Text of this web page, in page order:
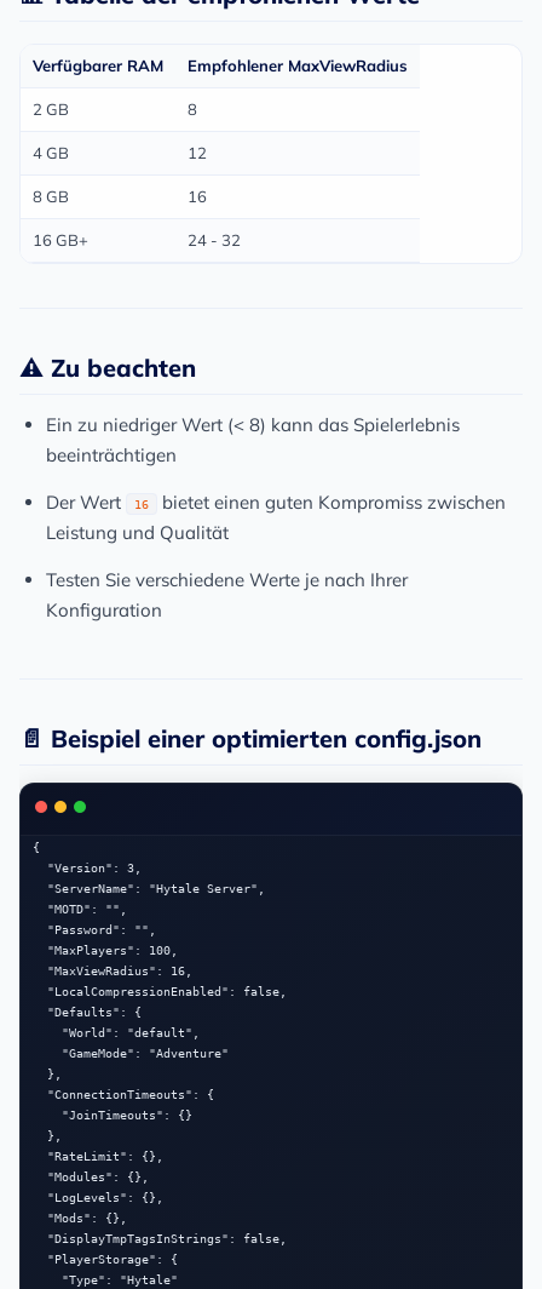
Verfügbarer RAM Empfohlener MaxViewRadius
2 GB 8
4 GB 12
8 GB 16
16 GB+ 24 - 32
⚠️ Zu beachten
Ein zu niedriger Wert (< 8) kann das Spielerlebnis
beeinträchtigen
Der Wert 16
bietet einen guten Kompromiss zwischen
Leistung und Qualität
Testen Sie verschiedene Werte je nach Ihrer
Konfiguration
📄 Beispiel einer optimierten config.json
{